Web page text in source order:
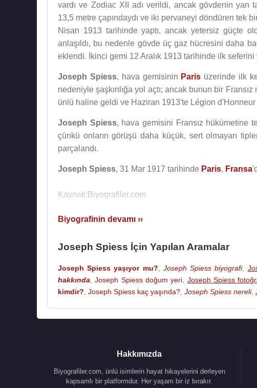
vardı ve Zodiac XII adı verildi, ancak gövdenin yan
13,5 metre çapındaydı ve iki pervaneyi döndüren tek
Nisan 1913 tarihinde yaptı, ancak yetersiz güçte
anlaşıldı, bu nedenle gövde üç gaz hücresini daha
eklendi. İkinci gemi 12 Aralık 1913 tarihinde ilk seferini
Joseph Spiess, hava gemisinin Paris üzerinde ilk
nedeniyle şaşkınlığa yol açtı; ancak bunun bir
ünlü haline geldi ve Haziran 1913'te Légion
Joseph Spiess, hava gemisini Fransız hükümetine
çünkü onların görüşü daha küçük, sert olmayan
parçalandı.
Joseph Spiess, 31 Mar 1917 tarihinde Paris, Fransa
Kaynak:Biyografiler.com
Biyografinin devamı ››
Joseph Spiess İçin Yapılan Aramalar
Joseph Spiess yaşıyor mu? Joseph Spiess biyografi,
hakkında ,Joseph Spiess doğum yeri Joseph Spiess
kimdir? Joseph Spiess kaç yaşında? Joseph Spiess nereli,
Hakkımızda
Biyografiler.com, ünlü isimlerin hayat hikayelerini derleyen
kapsamlı bir platformdur. Her yaşam bir iz bırakır.